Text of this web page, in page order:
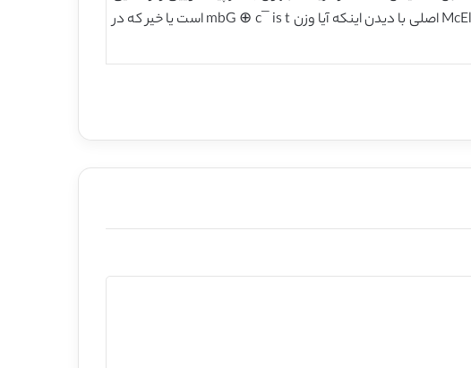
استفاده نمی کند) می تواند حدی بزند که کدام پیام m0 و m1 متن مهنادار متناظر متن رمزی معین c برای McEliece PKC اصلی با دیدن اینکه آیا وزن mbG ⊕ c¯ is t است یا خیر که در